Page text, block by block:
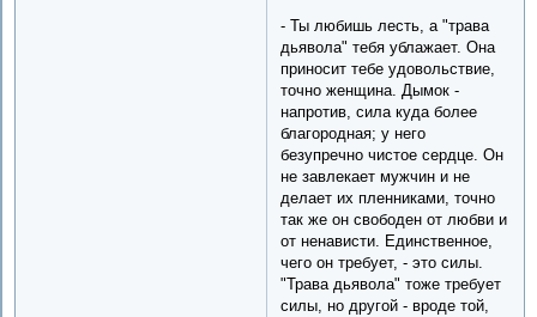
- Ты любишь лесть, а "трава
дьявола" тебя ублажает. Она
приносит тебе удовольствие,
точно женщина. Дымок -
напротив, сила куда более
благородная; у него
безупречно чистое сердце. Он
не завлекает мужчин и не
делает их пленниками, точно
так же он свободен от любви и
от ненависти. Единственное,
чего он требует, - это силы.
"Трава дьявола" тоже требует
силы, но другой - вроде той,